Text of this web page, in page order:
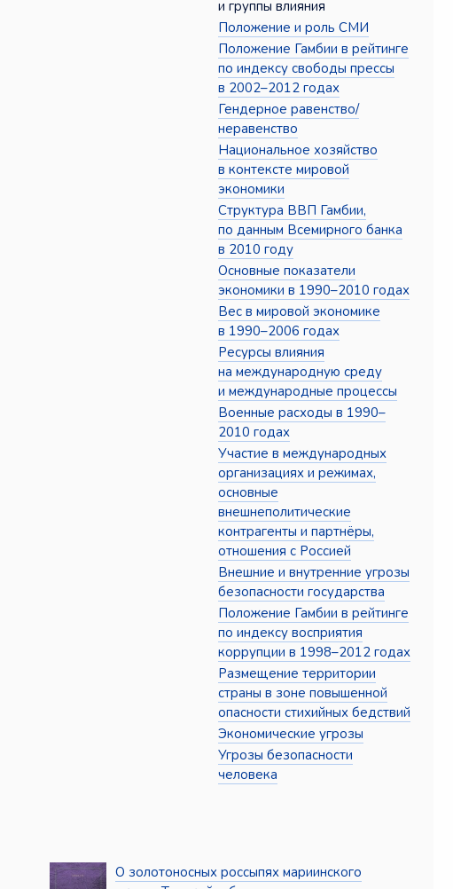
и группы влияния
Положение и роль СМИ
Положение Гамбии в рейтинге
по индексу свободы прессы
в 2002–2012 годах
Гендерное равенство/
неравенство
Национальное хозяйство
в контексте мировой
экономики
Структура ВВП Гамбии,
по данным Всемирного банка
в 2010 году
Основные показатели
экономики в 1990–2010 годах
Вес в мировой экономике
в 1990–2006 годах
Ресурсы влияния
на международную среду
и международные процессы
Военные расходы в 1990–
2010 годах
Участие в международных
организациях и режимах,
основные
внешнеполитические
контрагенты и партнёры,
отношения с Россией
Внешние и внутренние угрозы
безопасности государства
Положение Гамбии в рейтинге
по индексу восприятия
коррупции в 1998–2012 годах
Размещение территории
страны в зоне повышенной
опасности стихийных бедствий
Экономические угрозы
Угрозы безопасности
человека
О золотоносных россыпях мариинского